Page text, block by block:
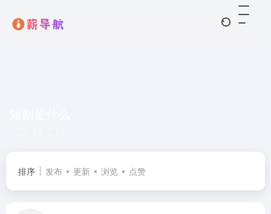
排序 发布 更新 浏览 点赞